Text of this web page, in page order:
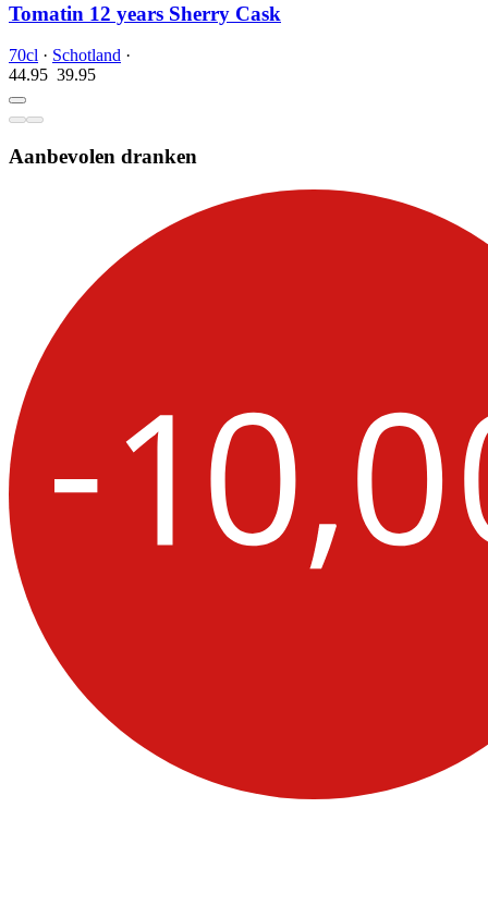
Tomatin 12 years Sherry Cask
70cl · Schotland ·
44.95 39.95
Aanbevolen dranken